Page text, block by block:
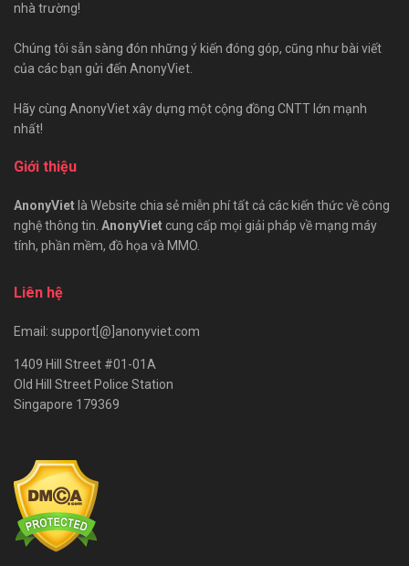
nhà trường!
Chúng tôi sẵn sàng đón những ý kiến đóng góp, cũng như bài viết
của các bạn gửi đến AnonyViet.
Hãy cùng AnonyViet xây dựng một cộng đồng CNTT lớn mạnh
nhất!
Giới thiệu
AnonyViet là Website chia sẻ miễn phí tất cả các kiến thức về công
nghệ thông tin. AnonyViet cung cấp mọi giải pháp về mạng máy
tính, phần mềm, đồ họa và MMO.
Liên hệ
Email: support[@]anonyviet.com
1409 Hill Street #01-01A
Old Hill Street Police Station
Singapore 179369